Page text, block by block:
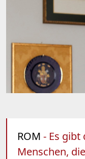
ROM - Es gibt
Menschen,